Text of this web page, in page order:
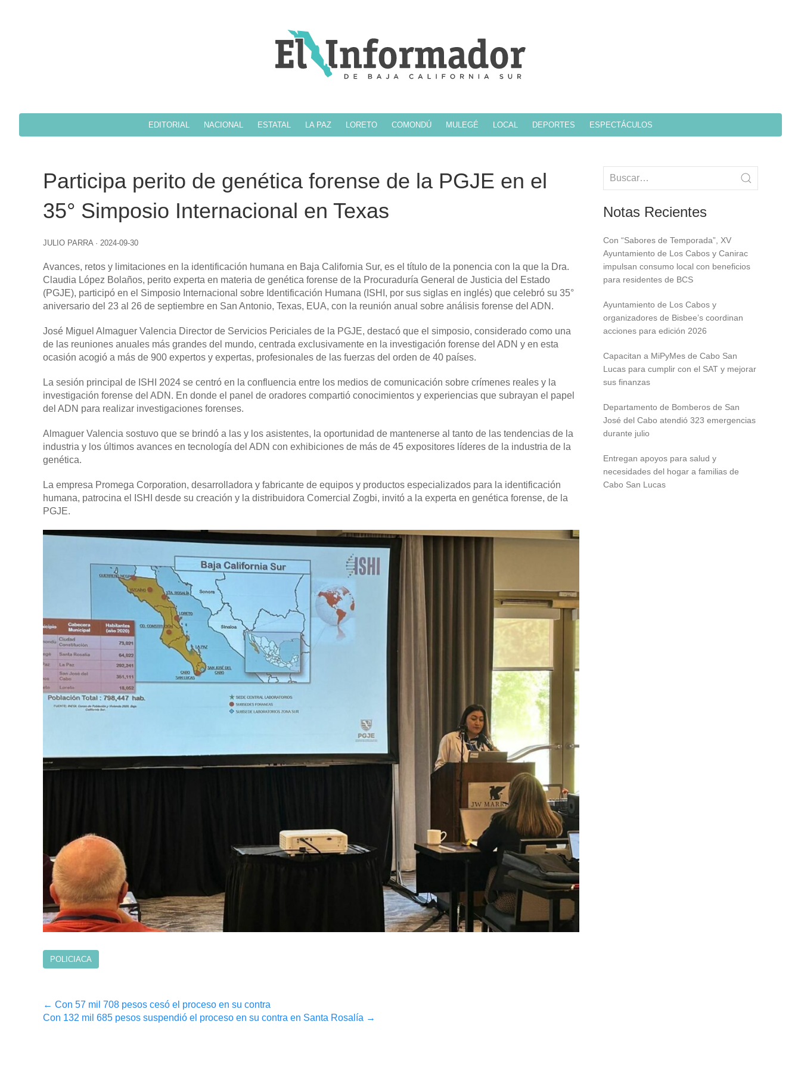
EDITORIAL NACIONAL ESTATAL LA PAZ LORETO COMONDÚ MULEGÉ LOCAL DEPORTES ESPECTÁCULOS
Participa perito de genética forense de la PGJE en el
35° Simposio Internacional en Texas
JULIO PARRA · 2024-09-30
Avances, retos y limitaciones en la identificación humana en Baja California Sur, es el título de la ponencia con la que la Dra.
Claudia López Bolaños, perito experta en materia de genética forense de la Procuraduría General de Justicia del Estado
(PGJE), participó en el Simposio Internacional sobre Identificación Humana (ISHI, por sus siglas en inglés) que celebró su 35°
aniversario del 23 al 26 de septiembre en San Antonio, Texas, EUA, con la reunión anual sobre análisis forense del ADN.
José Miguel Almaguer Valencia Director de Servicios Periciales de la PGJE, destacó que el simposio, considerado como una
de las reuniones anuales más grandes del mundo, centrada exclusivamente en la investigación forense del ADN y en esta
ocasión acogió a más de 900 expertos y expertas, profesionales de las fuerzas del orden de 40 países.
La sesión principal de ISHI 2024 se centró en la confluencia entre los medios de comunicación sobre crímenes reales y la
investigación forense del ADN. En donde el panel de oradores compartió conocimientos y experiencias que subrayan el papel
del ADN para realizar investigaciones forenses.
Almaguer Valencia sostuvo que se brindó a las y los asistentes, la oportunidad de mantenerse al tanto de las tendencias de la
industria y los últimos avances en tecnología del ADN con exhibiciones de más de 45 expositores líderes de la industria de la
genética.
La empresa Promega Corporation, desarrolladora y fabricante de equipos y productos especializados para la identificación
humana, patrocina el ISHI desde su creación y la distribuidora Comercial Zogbi, invitó a la experta en genética forense, de la
PGJE.
POLICIACA
Post
← Con 57 mil 708 pesos cesó el proceso en su contra
Con 132 mil 685 pesos suspendió el proceso en su contra en Santa Rosalía →
Notas Recientes
Con “Sabores de Temporada”, XV
Ayuntamiento de Los Cabos y Canirac
impulsan consumo local con beneficios
para residentes de BCS
Ayuntamiento de Los Cabos y
organizadores de Bisbee’s coordinan
acciones para edición 2026
Capacitan a MiPyMes de Cabo San
Lucas para cumplir con el SAT y mejorar
sus finanzas
Departamento de Bomberos de San
José del Cabo atendió 323 emergencias
durante julio
Entregan apoyos para salud y
necesidades del hogar a familias de
Cabo San Lucas